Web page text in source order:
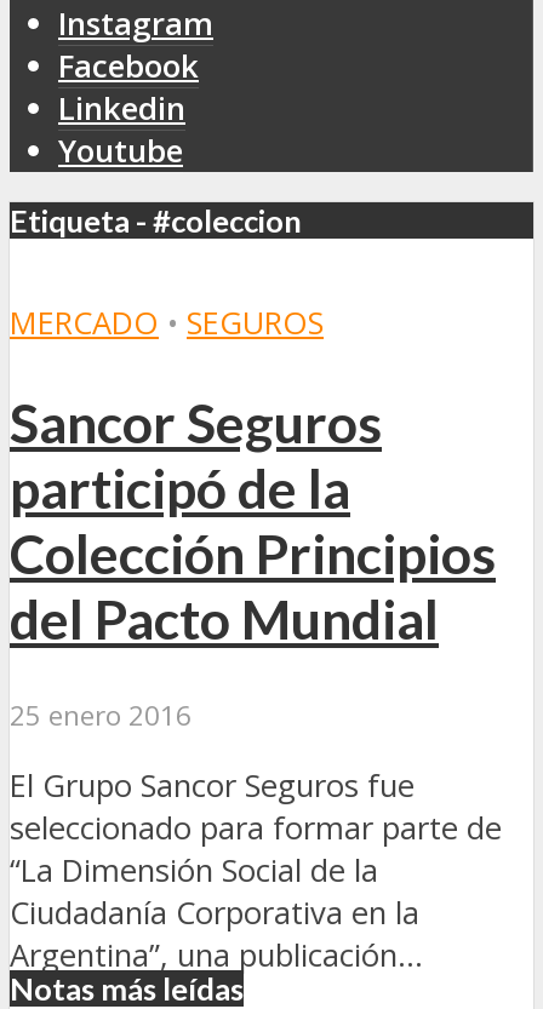
Instagram
Facebook
Linkedin
Youtube
Etiqueta - #coleccion
MERCADO • SEGUROS
Sancor Seguros
participó de la
Colección Principios
del Pacto Mundial
25 enero 2016
El Grupo Sancor Seguros fue
seleccionado para formar parte de
“La Dimensión Social de la
Ciudadanía Corporativa en la
Argentina”, una publicación...
Notas más leídas